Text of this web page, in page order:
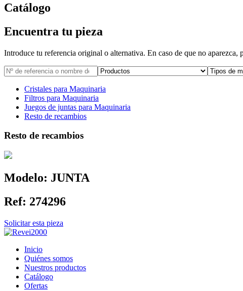
Catálogo
Encuentra tu pieza
Introduce tu referencia original o alternativa. En caso de que no
Cristales para Maquinaria
Filtros para Maquinaria
Juegos de juntas para Maquinaria
Resto de recambios
Resto de recambios
Modelo: JUNTA
Ref: 274296
Solicitar esta pieza
Inicio
Quiénes somos
Nuestros productos
Catálogo
Ofertas